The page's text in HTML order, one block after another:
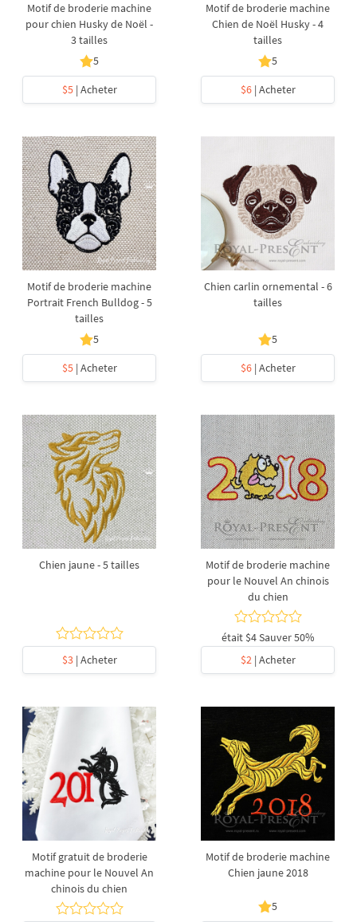
Motif de broderie machine
pour chien Husky de Noël -
3 tailles
5
$5| Acheter
Motif de broderie machine
Chien de Noël Husky - 4
tailles
5
$6| Acheter
Motif de broderie machine
Portrait French Bulldog - 5
tailles
5
$5| Acheter
Chien carlin ornemental - 6
tailles
5
$6| Acheter
Chien jaune - 5 tailles
$3| Acheter
Motif de broderie machine
pour le Nouvel An chinois
du chien
était $4Sauver 50%
$2| Acheter
Motif gratuit de broderie
machine pour le Nouvel An
chinois du chien
Motif de broderie machine
Chien jaune 2018
5